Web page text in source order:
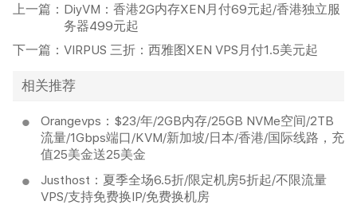
上一篇： DiyVM：香港2G内存XEN月付69元起/香港独立服
务器499元起
下一篇： VIRPUS 三折：西雅图XEN VPS月付1.5美元起
相关推荐
Orangevps：$23/年/2GB内存/25GB NVMe空间/2TB
流量/1Gbps端口/KVM/新加坡/日本/香港/国际线路，充
值25美金送25美金
Justhost：夏季全场6.5折/限定机房5折起/不限流量
VPS/支持免费换IP/免费换机房